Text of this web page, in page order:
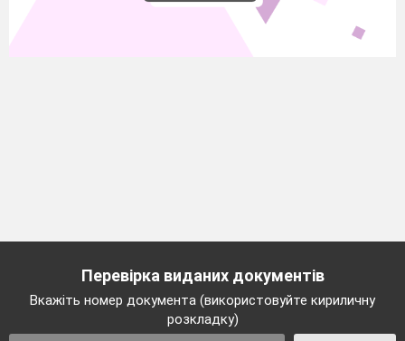
Перевірка виданих документів
Вкажіть номер документа (використовуйте кириличну
розкладку)